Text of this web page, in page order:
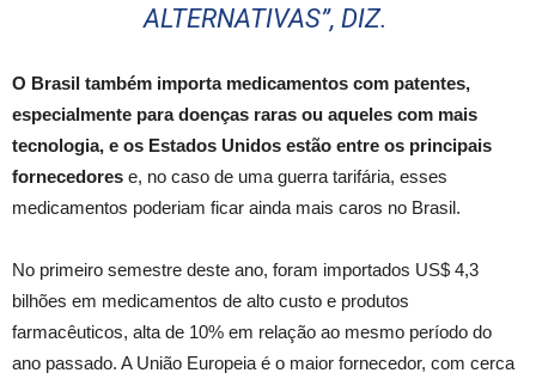
ALTERNATIVAS”, DIZ.
O Brasil também importa medicamentos com patentes,
especialmente para doenças raras ou aqueles com mais
tecnologia, e os Estados Unidos estão entre os principais
fornecedores e, no caso de uma guerra tarifária, esses
medicamentos poderiam ficar ainda mais caros no Brasil.
No primeiro semestre deste ano, foram importados US$ 4,3
bilhões em medicamentos de alto custo e produtos
farmacêuticos, alta de 10% em relação ao mesmo período do
ano passado. A União Europeia é o maior fornecedor, com cerca